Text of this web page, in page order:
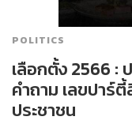
POLITICS
เลือกตั้ง 2566 :
คำถาม เลขปาร์
ประชาชน